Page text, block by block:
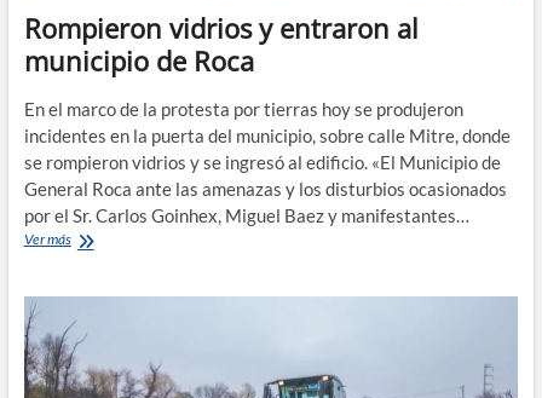
Rompieron vidrios y entraron al
municipio de Roca
En el marco de la protesta por tierras hoy se produjeron
incidentes en la puerta del municipio, sobre calle Mitre, donde
se rompieron vidrios y se ingresó al edificio. «El Municipio de
General Roca ante las amenazas y los disturbios ocasionados
por el Sr. Carlos Goinhex, Miguel Baez y manifestantes…
Ver másRompieron
al
municipio
de
Roca